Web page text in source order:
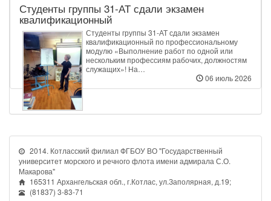
Студенты группы 31‑АТ сдали экзамен
квалификационный
Студенты группы 31‑АТ сдали экзамен
квалификационный по профессиональному
модулю «Выполнение работ по одной или
нескольким профессиям рабочих, должностям
служащих»! На…
06 июль 2026
2014. Котласский филиал ФГБОУ ВО "Государственный
университет морского и речного флота имени адмирала С.О.
Макарова"
165311 Архангельская обл., г.Котлас, ул.Заполярная, д.19;
(81837) 3-83-71